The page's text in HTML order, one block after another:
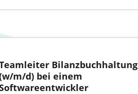
Bilanzbuchhaltung
m/d) bei einem